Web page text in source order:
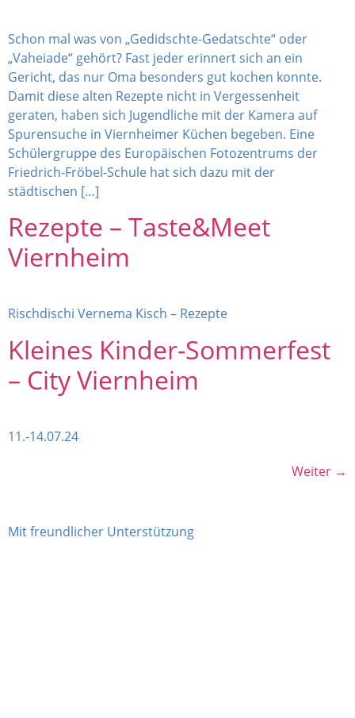
Schon mal was von „Gedidschte-Gedatschte“ oder
„Vaheiade“ gehört? Fast jeder erinnert sich an ein
Gericht, das nur Oma besonders gut kochen konnte.
Damit diese alten Rezepte nicht in Vergessenheit
geraten, haben sich Jugendliche mit der Kamera auf
Spurensuche in Viernheimer Küchen begeben. Eine
Schülergruppe des Europäischen Fotozentrums der
Friedrich-Fröbel-Schule hat sich dazu mit der
städtischen […]
Rezepte – Taste&Meet
Viernheim
Rischdischi Vernema Kisch – Rezepte
Kleines Kinder-Sommerfest
– City Viernheim
11.-14.07.24
Weiter →
Mit freundlicher Unterstützung